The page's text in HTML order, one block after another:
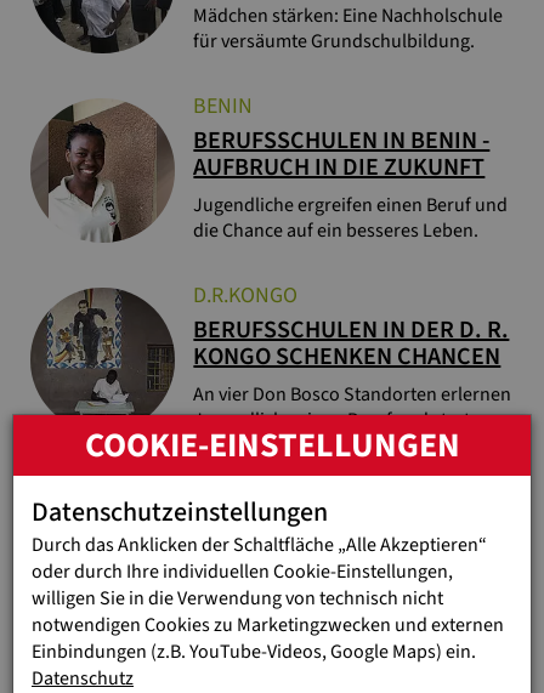
Mädchen stärken: Eine Nachholschule
für versäumte Grundschulbildung.
BENIN
BERUFSSCHULEN IN BENIN -
AUFBRUCH IN DIE ZUKUNFT
Jugendliche ergreifen einen Beruf und
die Chance auf ein besseres Leben.
D.R.KONGO
BERUFSSCHULEN IN DER D. R.
KONGO SCHENKEN CHANCEN
An vier Don Bosco Standorten erlernen
Jugendliche einen Beruf und starten
durch.
MADAGASKAR
MIT EINEM WARMEN ESSEN IM
MAGEN LERNT ES SICH
BESSER
In einem Bildungszentrum in
Madagaskar werden Schulkinder mit
COOKIE-EINSTELLUNGEN
Datenschutzeinstellungen
Durch das Anklicken der Schaltfläche „Alle Akzeptieren“
oder durch Ihre individuellen Cookie-Einstellungen,
willigen Sie in die Verwendung von technisch nicht
notwendigen Cookies zu Marketingzwecken und externen
Einbindungen (z.B. YouTube-Videos, Google Maps) ein.
Datenschutz